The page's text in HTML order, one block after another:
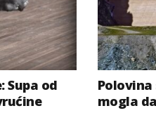
Supa od
mogla
Dunava